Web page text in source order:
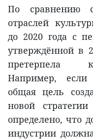
По сравнению
отраслей
до 2020 года с
утверждённой в
претерпела
Например,
общая цель
новой
определено, что
индустрии